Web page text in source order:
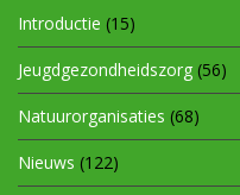
Introductie (15)
Jeugdgezondheidszorg (56)
Natuurorganisaties (68)
Nieuws (122)